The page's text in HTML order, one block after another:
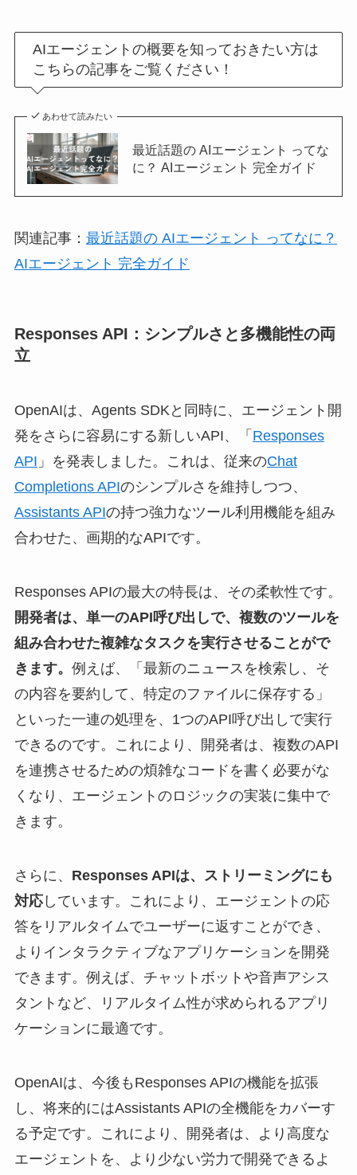
AIエージェントの概要を知っておきたい方は
こちらの記事をご覧ください！
あわせて読みたい
最近話題の AIエージェント ってな
に？ AIエージェント 完全ガイド
関連記事： 最近話題の AIエージェント ってなに？
AIエージェント 完全ガイド
Responses API：シンプルさと多機能性の両
立
OpenAIは、Agents SDKと同時に、エージェント開
発をさらに容易にする新しいAPI、「 Responses
API 」を発表しました。これは、従来のChat
Completions APIのシンプルさを維持しつつ、
Assistants APIの持つ強力なツール利用機能を組み
合わせた、画期的なAPIです。
Responses APIの最大の特長は、その柔軟性です。
開発者は、単一のAPI呼び出しで、複数のツールを
組み合わせた複雑なタスクを実行させることがで
きます。 例えば、「最新のニュースを検索し、そ
の内容を要約して、特定のファイルに保存する」
といった一連の処理を、1つのAPI呼び出しで実行
できるのです。これにより、開発者は、複数のAPI
を連携させるための煩雑なコードを書く必要がな
くなり、エージェントのロジックの実装に集中で
きます。
さらに、 Responses APIは、ストリーミングにも
対応しています。これにより、エージェントの応
答をリアルタイムでユーザーに返すことができ、
よりインタラクティブなアプリケーションを開発
できます。例えば、チャットボットや音声アシス
タントなど、リアルタイム性が求められるアプリ
ケーションに最適です。
OpenAIは、今後もResponses APIの機能を拡張
し、将来的にはAssistants APIの全機能をカバーす
る予定です。これにより、開発者は、より高度な
エージェントを、より少ない労力で開発できるよ